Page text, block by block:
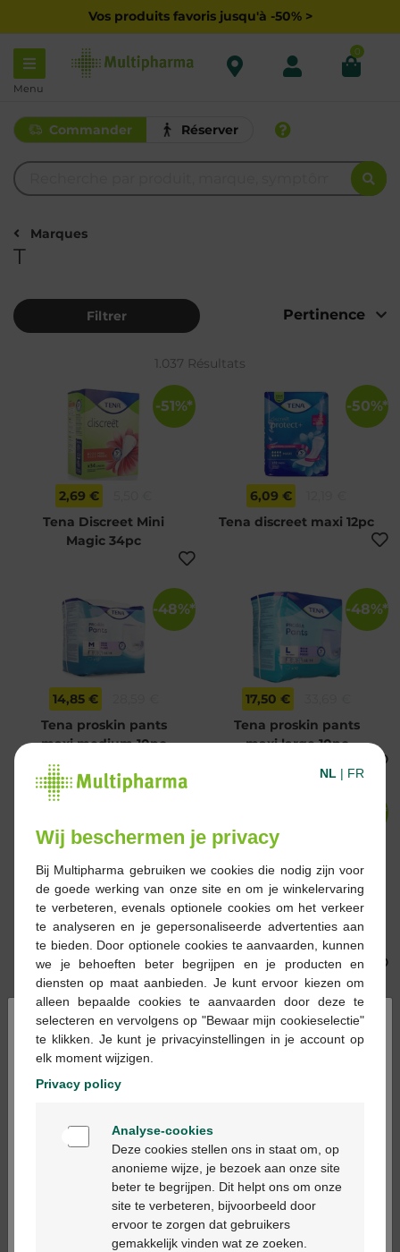
Vos produits favoris jusqu'à -50% >
Menu
0
Commander Réserver
Marques
T
Filtrer
1.037 Résultats
-51%*
2,69 €
Tena Discreet Mini
Magic 34pc
-50%*
6,09 €
Tena discreet maxi 12pc
-48%*
14,85 €
Tena proskin pants
maxi medium 10pc
-48%*
17,50 €
Tena proskin pants
maxi large 10pc
20,59 €
39,59 €
Tena proskin pants
maxi extra large 10pc
-47%*
4,70 €
8,89 €
Tena Discreet Mini
30pc
-46%*
Flexofytol Forte
comprimés 84pc
-46%*
+14pc Promopack
-44%*
×
Bienvenue
Ga verder in het nederlands
Continuez en français
NL | FR
Wij beschermen je privacy
Bij Multipharma gebruiken we cookies die nodig zijn voor
de goede werking van onze site en om je winkelervaring
te verbeteren, evenals optionele cookies om het verkeer
te analyseren en je gepersonaliseerde advertenties aan
te bieden. Door optionele cookies te aanvaarden, kunnen
we je behoeften beter begrijpen en je producten en
diensten op maat aanbieden. Je kunt ervoor kiezen om
alleen bepaalde cookies te aanvaarden door deze te
selecteren en vervolgens op "Bewaar mijn cookieselectie"
te klikken. Je kunt je privacyinstellingen in je account op
elk moment wijzigen.
Privacy policy
Analyse-cookies
Deze cookies stellen ons in staat om, op
anonieme wijze, je bezoek aan onze site
beter te begrijpen. Dit helpt ons om onze
site te verbeteren, bijvoorbeeld door
ervoor te zorgen dat gebruikers
gemakkelijk vinden wat ze zoeken.